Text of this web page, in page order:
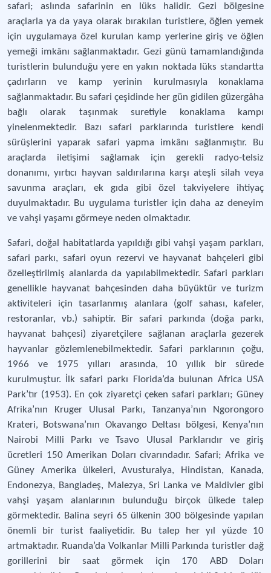
safari; aslında safarinin en lüks halidir. Gezi bölgesine
araçlarla ya da yaya olarak bırakılan turistlere, öğlen yemek
için uygulamaya özel kurulan kamp yerlerine giriş ve öğlen
yemeği imkânı sağlanmaktadır. Gezi günü tamamlandığında
turistlerin bulunduğu yere en yakın noktada lüks standartta
çadırların ve kamp yerinin kurulmasıyla konaklama
sağlanmaktadır. Bu safari çeşidinde her gün gidilen güzergâha
bağlı olarak taşınmak suretiyle konaklama kampı
yinelenmektedir. Bazı safari parklarında turistlere kendi
sürüşlerini yaparak safari yapma imkânı sağlanmıştır. Bu
araçlarda iletişimi sağlamak için gerekli radyo-telsiz
donanımı, yırtıcı hayvan saldırılarına karşı ateşli silah veya
savunma araçları, ek gıda gibi özel takviyelere ihtiyaç
duyulmaktadır. Bu uygulama turistler için daha az deneyim
ve vahşi yaşamı görmeye neden olmaktadır.
Safari, doğal habitatlarda yapıldığı gibi vahşi yaşam parkları,
safari parkı, safari oyun rezervi ve hayvanat bahçeleri gibi
özelleştirilmiş alanlarda da yapılabilmektedir. Safari parkları
genellikle hayvanat bahçesinden daha büyüktür ve turizm
aktiviteleri için tasarlanmış alanlara (golf sahası, kafeler,
restoranlar, vb.) sahiptir. Bir safari parkında (doğa parkı,
hayvanat bahçesi) ziyaretçilere sağlanan araçlarla gezerek
hayvanlar gözlemlenebilmektedir. Safari parklarının çoğu,
1966 ve 1975 yılları arasında, 10 yıllık bir sürede
kurulmuştur. İlk safari parkı Florida’da bulunan Africa USA
Park’tır (1953). En çok ziyaretçi çeken safari parkları; Güney
Afrika’nın Kruger Ulusal Parkı, Tanzanya’nın Ngorongoro
Krateri, Botswana’nın Okavango Deltası bölgesi, Kenya’nın
Nairobi Milli Parkı ve Tsavo Ulusal Parklarıdır ve giriş
ücretleri 150 Amerikan Doları civarındadır. Safari; Afrika ve
Güney Amerika ülkeleri, Avusturalya, Hindistan, Kanada,
Endonezya, Bangladeş, Malezya, Sri Lanka ve Maldivler gibi
vahşi yaşam alanlarının bulunduğu birçok ülkede talep
görmektedir. Balina seyri 65 ülkenin 300 bölgesinde yapılan
önemli bir turist faaliyetidir. Bu talep her yıl yüzde 10
artmaktadır. Ruanda’da Volkanlar Milli Parkında turistler dağ
gorillerini bir saat görmek için 170 ABD Doları